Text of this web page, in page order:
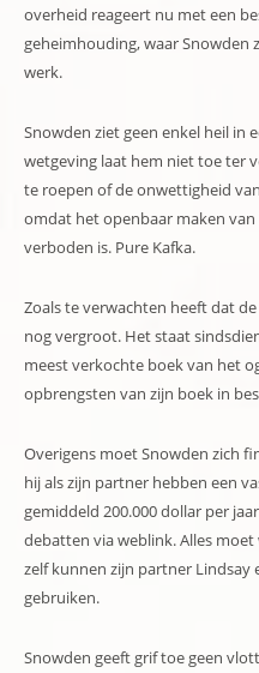
overheid reageert nu met een
geheimhouding, waar Snowden
werk.
Snowden ziet geen enkel heil in
wetgeving laat hem niet toe ter
te roepen of de onwettigheid
omdat het openbaar maken van
verboden is. Pure Kafka.
Zoals te verwachten heeft dat
nog vergroot. Het staat
meest verkochte boek van het
opbrengsten van zijn boek in
Overigens moet Snowden zich
hij als zijn partner hebben een
gemiddeld 200.000 dollar per
debatten via weblink. Alles
zelf kunnen zijn partner Lindsay
gebruiken.
Snowden geeft grif toe geen